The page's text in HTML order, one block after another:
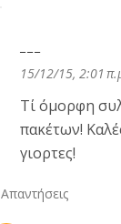
15/12/15, 2:01
Τί όμορφη
πακέτων!
γιορτες!
Απαντήσεις